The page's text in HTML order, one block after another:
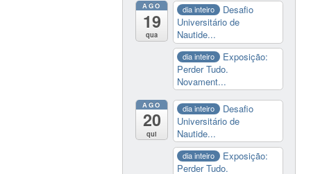
AGO
19
qua
dia inteiro
Desafio
Universitário de
Nautide...
dia inteiro
Exposição:
Perder Tudo.
Novament...
AGO
20
qui
dia inteiro
Desafio
Universitário de
Nautide...
dia inteiro
Exposição:
Perder Tudo.